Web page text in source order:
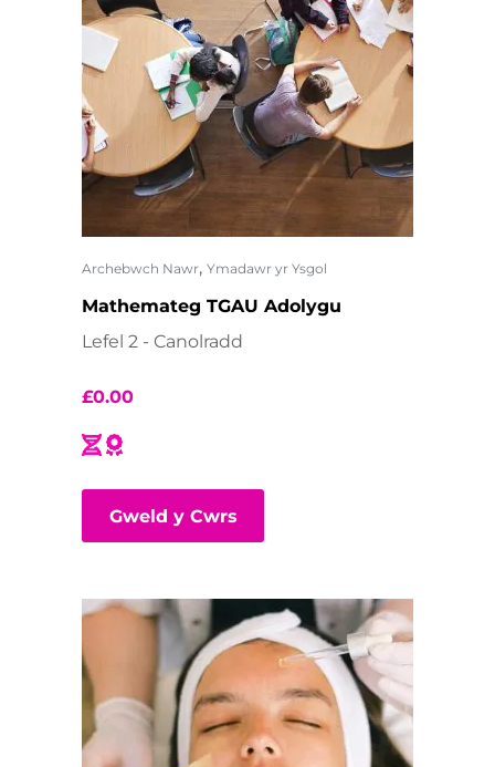
Archebwch Nawr, Ymadawr yr Ysgol
Mathemateg TGAU Adolygu
Lefel 2 - Canolradd
£0.00
Gweld y Cwrs